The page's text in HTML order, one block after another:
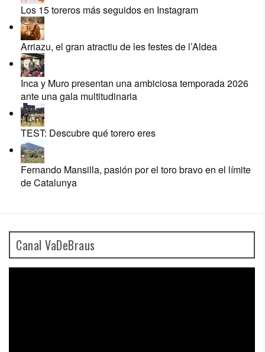
Los 15 toreros más seguidos en Instagram
Arriazu, el gran atractiu de les festes de l’Aldea
Inca y Muro presentan una ambiciosa temporada 2026
ante una gala multitudinaria
TEST: Descubre qué torero eres
Fernando Mansilla, pasión por el toro bravo en el límite
de Catalunya
Canal VaDeBraus